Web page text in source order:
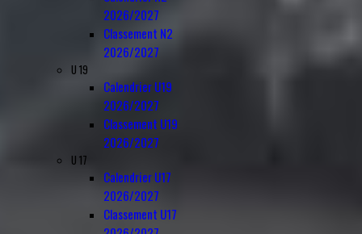
2026/2027
Classement N2
2026/2027
U 19
Calendrier U19
2026/2027
Classement U19
2026/2027
U 17
Calendrier U17
2026/2027
Classement U17